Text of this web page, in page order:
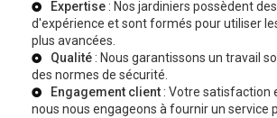
Expertise : Nos jardiniers possèdent
d'expérience et sont formés pour utiliser
plus avancées.
Qualité : Nous garantissons un travail
des normes de sécurité.
Engagement client : Votre satisfaction
nous nous engageons à fournir un service